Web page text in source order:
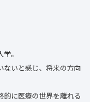
。
ないと感じ、将来の方向
的に医療の世界を離れる